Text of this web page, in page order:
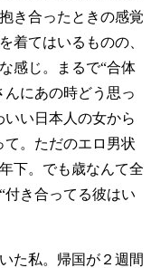
き合ったときの感覚
着てはいるものの、
感じ。まるで“合体
んにあの時どう思っ
い日本人の女から
て。ただのエロ男状
下。でも歳なんて全
付き合ってる彼はい
た私。帰国が２週間